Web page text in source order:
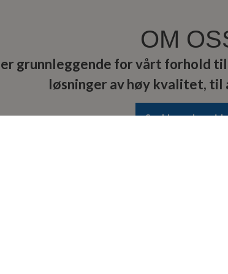
OM
grunnleggende for vårt forhold
løsninger av høy kvalitet, til
Snakk med oss